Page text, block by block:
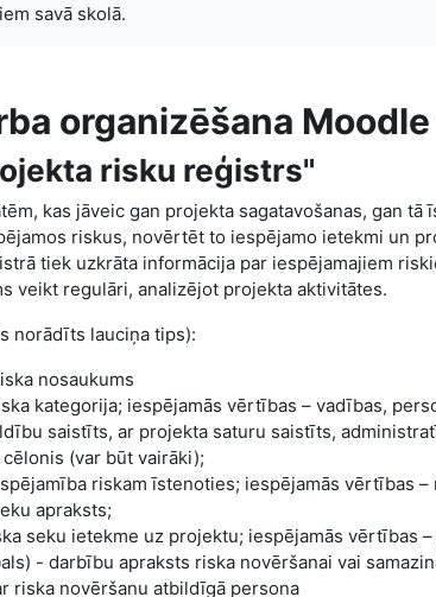
savā skolā.
organizēšana
risku reģistrs"
kas jāveic gan projekta sagatavošanas, gan
riskus, novērtēt to iespējamo ietekmi un
tiek uzkrāta informācija par iespējamajiem
veikt regulāri, analizējot projekta aktivitātes.
norādīts lauciņa tips):
nosaukums
kategorija; iespējamās vērtības – vadības,
saistīts, ar projekta saturu saistīts,
(var būt vairāki);
riskam īstenoties; iespējamās vērtības
apraksts;
seku ietekme uz projektu; iespējamās vērtības
- darbību apraksts riska novēršanai vai
riska novēršanu atbildīgā persona